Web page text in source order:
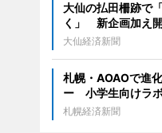
大仙の払田柵跡で
く」 新企画加え
大仙経済新聞
札幌・AOAOで進
ー 小学生向けラ
札幌経済新聞